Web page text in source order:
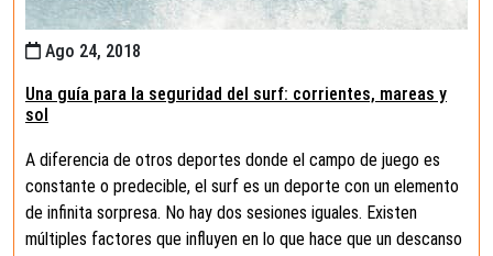
Ago 24, 2018
Una guía para la seguridad del surf: corrientes, mareas y
sol
A diferencia de otros deportes donde el campo de juego es
constante o predecible, el surf es un deporte con un elemento
de infinita sorpresa. No hay dos sesiones iguales. Existen
múltiples factores que influyen en lo que hace que un descanso